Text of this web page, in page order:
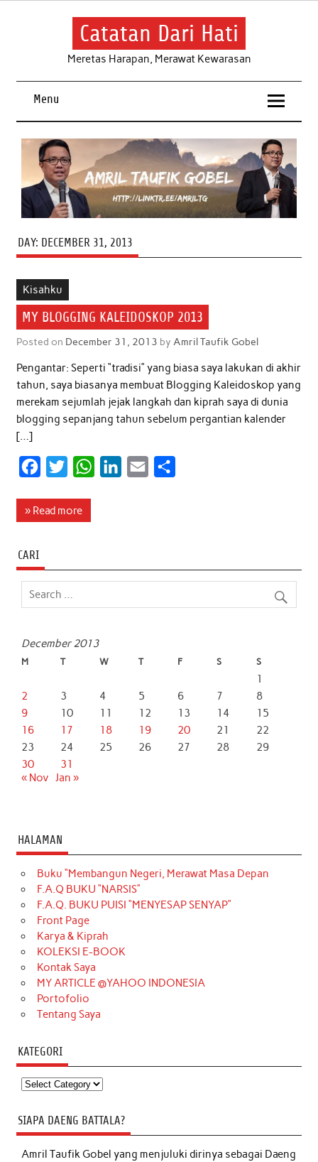
Skip
Catatan Dari Hati
Meretas Harapan, Merawat Kewarasan
Menu
DAY: DECEMBER 31, 2013
Kisahku
MY BLOGGING KALEIDOSKOP 2013
Posted on December 31, 2013 by Amril Taufik Gobel
Pengantar: Seperti “tradisi” yang biasa saya lakukan di akhir
tahun, saya biasanya membuat Blogging Kaleidoskop yang
merekam sejumlah jejak langkah dan kiprah saya di dunia
blogging sepanjang tahun sebelum pergantian kalender
[…]
c
o
o
i
e
W
A
d
» Read more
CARI
December 2013
M T W T F S S
1
2
3 4 5 6 7
8
9
10 11 12 13 14
15
16
17 18 19 20 21
22
23
24 25 26 27 28
29
30
31
« Nov Jan »
HALAMAN
Buku “Membangun Negeri, Merawat Masa Depan
F.A.Q BUKU “NARSIS”
F.A.Q. BUKU PUISI “MENYESAP SENYAP”
Front Page
Karya & Kiprah
KOLEKSI E-BOOK
Kontak Saya
MY ARTICLE @YAHOO INDONESIA
Portofolio
Tentang Saya
KATEGORI
Kategori
SIAPA DAENG BATTALA?
Amril Taufik Gobelyang menjuluki dirinya sebagai Daeng